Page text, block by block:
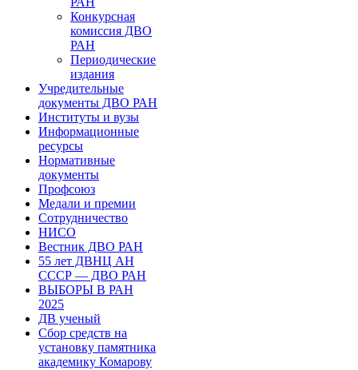
Конкурсная
комиссия ДВО
РАН
Периодические
издания
Учредительные
документы ДВО РАН
Институты и вузы
Информационные
ресурсы
Нормативные
документы
Профсоюз
Медали и премии
Сотрудничество
НИСО
Вестник ДВО РАН
55 лет ДВНЦ АН
СССР — ДВО РАН
ВЫБОРЫ В РАН
2025
ДВ ученый
Сбор средств на
установку памятника
академику Комарову